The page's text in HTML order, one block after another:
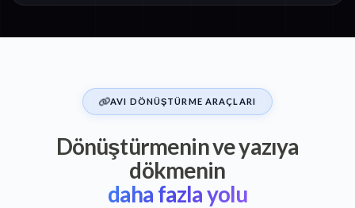
AVI DÖNÜŞTÜRME ARAÇLARI
Dönüştürmenin ve yazıya
dökmenin
daha fazla yolu